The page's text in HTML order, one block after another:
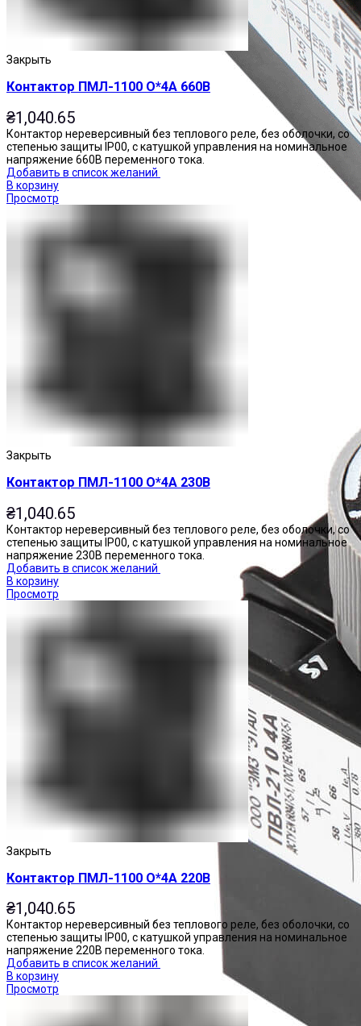
Закрыть
Контактор ПМЛ-1100 О*4А 660В
₴1,040.65
Контактор нереверсивный без теплового реле, без оболочки, со
степенью защиты IP00, с катушкой управления на номинальное
напряжение 660В переменного тока.
Добавить в список желаний
В корзину
Просмотр
Закрыть
Контактор ПМЛ-1100 О*4А 230В
₴1,040.65
Контактор нереверсивный без теплового реле, без оболочки, со
степенью защиты IP00, с катушкой управления на номинальное
напряжение 230В переменного тока.
Добавить в список желаний
В корзину
Просмотр
Закрыть
Контактор ПМЛ-1100 О*4А 220В
₴1,040.65
Контактор нереверсивный без теплового реле, без оболочки, со
степенью защиты IP00, с катушкой управления на номинальное
напряжение 220В переменного тока.
Добавить в список желаний
В корзину
Просмотр